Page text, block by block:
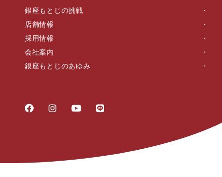
銀座もとじの挑戦
店舗情報
採用情報
会社案内
銀座もとじのあゆみ